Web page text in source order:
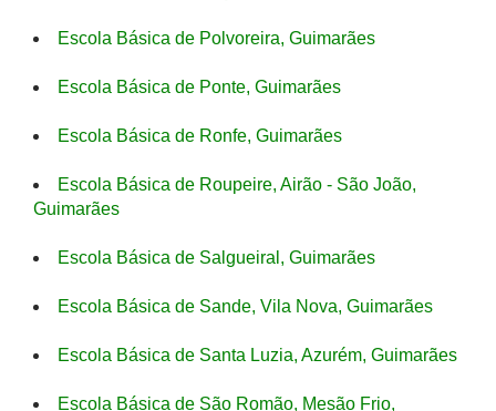
Escola Básica de Polvoreira, Guimarães
Escola Básica de Ponte, Guimarães
Escola Básica de Ronfe, Guimarães
Escola Básica de Roupeire, Airão - São João,
Guimarães
Escola Básica de Salgueiral, Guimarães
Escola Básica de Sande, Vila Nova, Guimarães
Escola Básica de Santa Luzia, Azurém, Guimarães
Escola Básica de São Romão, Mesão Frio,